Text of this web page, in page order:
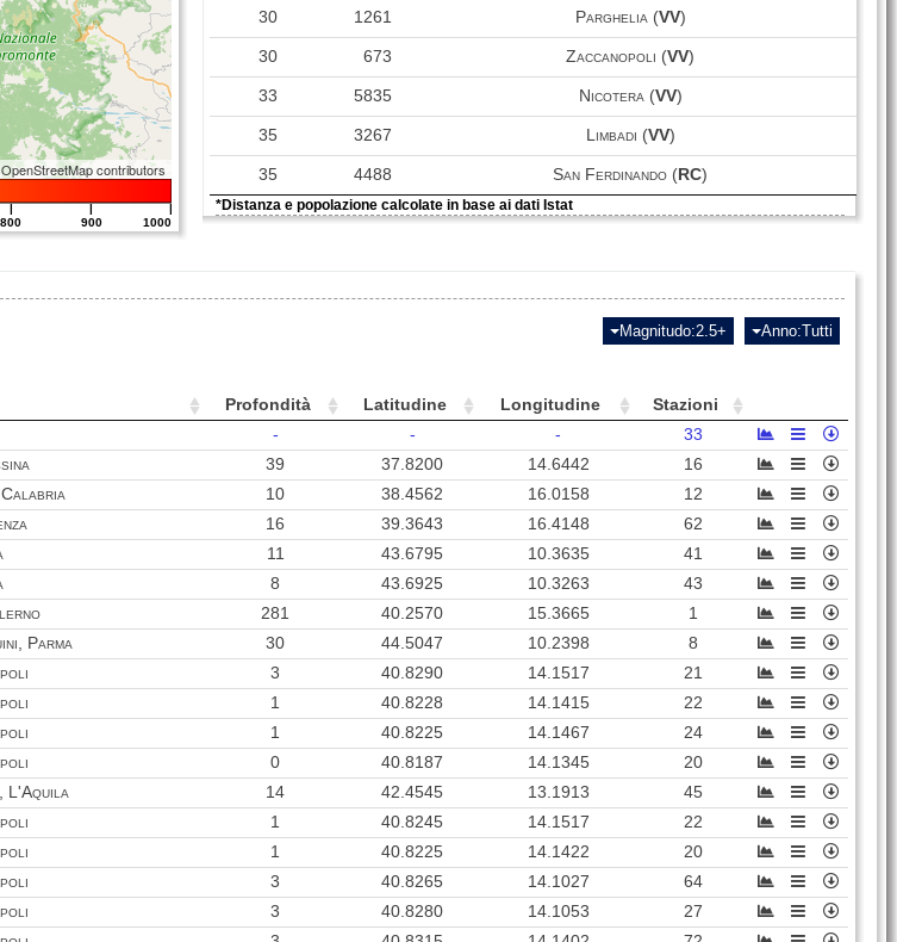
contributors
|
800
|
900
|
1000
30 1261 Parghelia (VV)
30 673 Zaccanopoli (VV)
33 5835 Nicotera (VV)
35 3267 Limbadi (VV)
35 4488 San Ferdinando ( RC)
*Distanza e popolazione calcolate in base ai dati Istat
Magnitudo:2.5+ Anno:Tutti
Profondità Latitudine Longitudine
Stazioni
- - -
33
39 37.8200 14.6442
16
10 38.4562 16.0158
12
16 39.3643 16.4148
62
11 43.6795 10.3635
41
8 43.6925 10.3263
43
281 40.2570 15.3665
1
Parma 30 44.5047 10.2398
8
3 40.8290 14.1517
21
1 40.8228 14.1415
22
1 40.8225 14.1467
24
0 40.8187 14.1345
20
L'Aquila 14 42.4545 13.1913
45
1 40.8245 14.1517
22
1 40.8225 14.1422
20
3 40.8265 14.1027
64
3 40.8280 14.1053
27